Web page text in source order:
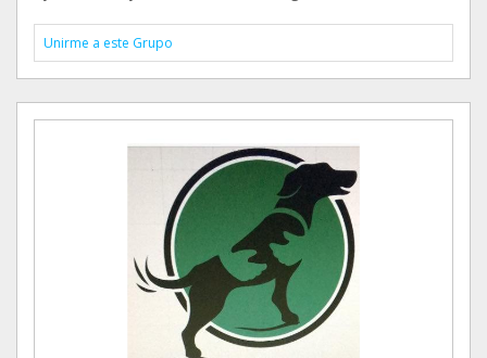
Unirme a este Grupo